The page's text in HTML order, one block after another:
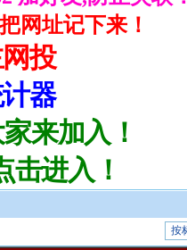
网址记下来！
投
器
来加入！
击进入！